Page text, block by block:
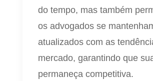
do tempo, mas também
os advogados se
atualizados com as
mercado, garantindo que
permaneça competitiva.